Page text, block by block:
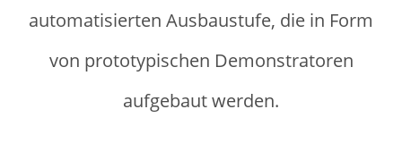
automatisierten Ausbaustufe, die in Form
von prototypischen Demonstratoren
aufgebaut werden.